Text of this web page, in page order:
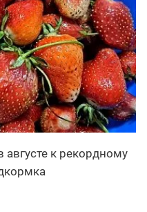
августе к рекордному